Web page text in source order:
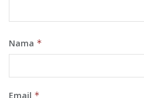
Nama *
Email *